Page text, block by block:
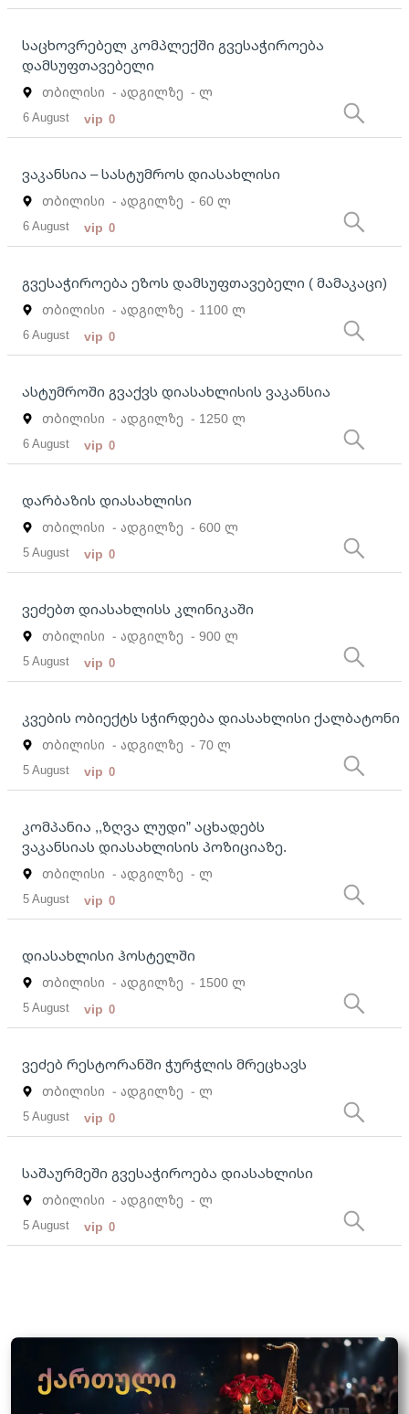
საცხოვრებელ კომპლექში გვესაჭიროება
დამსუფთავებელი
თბილისი - ადგილზე - ლ
6 August vip 0
ვაკანსია – სასტუმროს დიასახლისი
თბილისი - ადგილზე - 60 ლ
6 August vip 0
გვესაჭიროება ეზოს დამსუფთავებელი ( მამაკაცი)
თბილისი - ადგილზე - 1100 ლ
6 August vip 0
ასტუმროში გვაქვს დიასახლისის ვაკანსია
თბილისი - ადგილზე - 1250 ლ
6 August vip 0
დარბაზის დიასახლისი
თბილისი - ადგილზე - 600 ლ
5 August vip 0
ვეძებთ დიასახლისს კლინიკაში
თბილისი - ადგილზე - 900 ლ
5 August vip 0
კვების ობიექტს სჭირდება დიასახლისი ქალბატონი
თბილისი - ადგილზე - 70 ლ
5 August vip 0
კომპანია ,,ზღვა ლუდი” აცხადებს
ვაკანსიას დიასახლისის პოზიციაზე.
თბილისი - ადგილზე - ლ
5 August vip 0
დიასახლისი ჰოსტელში
თბილისი - ადგილზე - 1500 ლ
5 August vip 0
ვეძებ რესტორანში ჭურჭლის მრეცხავს
თბილისი - ადგილზე - ლ
5 August vip 0
საშაურმეში გვესაჭიროება დიასახლისი
თბილისი - ადგილზე - ლ
5 August vip 0